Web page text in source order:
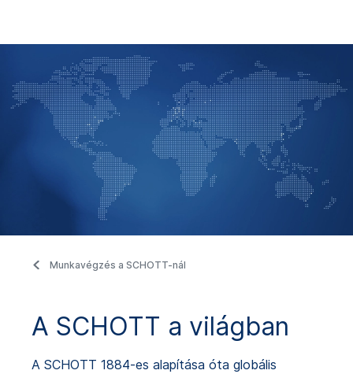
Munkavégzés a SCHOTT-nál
A SCHOTT a világban
A SCHOTT 1884-es alapítása óta globális